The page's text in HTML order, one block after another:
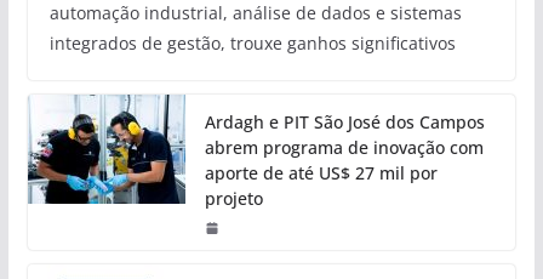
automação industrial, análise de dados e sistemas
integrados de gestão, trouxe ganhos significativos
Ardagh e PIT São José dos Campos
abrem programa de inovação com
aporte de até US$ 27 mil por
projeto